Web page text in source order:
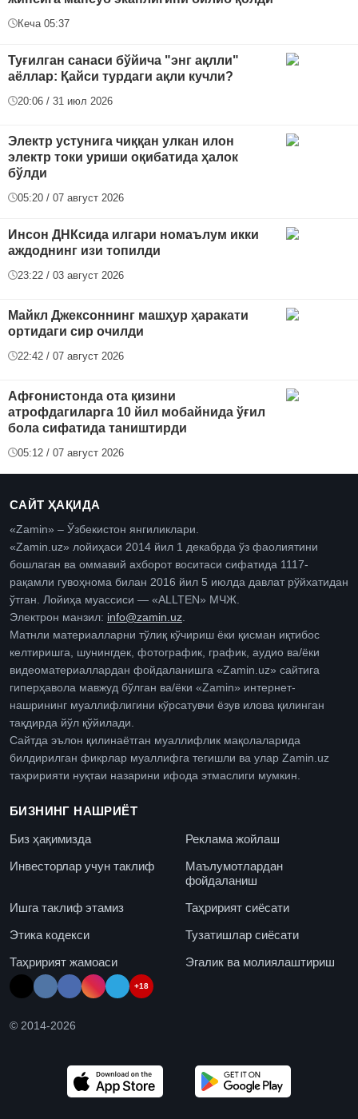
Кеча 05:37
Туғилган санаси бўйича "энг ақлли"
аёллар: Қайси турдаги ақли кучли?
20:06 / 31 июл 2026
Электр устунига чиққан улкан илон
электр токи уриши оқибатида ҳалок
бўлди
05:20 / 07 август 2026
Инсон ДНКсида илгари номаълум икки
аждоднинг изи топилди
23:22 / 03 август 2026
Майкл Джексоннинг машҳур ҳаракати
ортидаги сир очилди
22:42 / 07 август 2026
Афғонистонда ота қизини
атрофдагиларга 10 йил мобайнида ўғил
бола сифатида таништирди
05:12 / 07 август 2026
САЙТ ҲАҚИДА
«Zamin» – Ўзбекистон янгиликлари.
«Zamin.uz» лойиҳаси 2014 йил 1 декабрда ўз фаолиятини
бошлаган ва оммавий ахборот воситаси сифатида 1117-
рақамли гувоҳнома билан 2016 йил 5 июлда давлат рўйхатидан
ўтган. Лойиҳа муассиси — «ALLTEN» МЧЖ.
Электрон манзил: info@zamin.uz
Матнли материалларни тўлиқ кўчириш ёки қисман иқтибос
келтиришга, шунингдек, фотографик, график, аудио ва/ёки
видеоматериаллардан фойдаланишга «Zamin.uz» сайтига
гиперҳавола мавжуд бўлган ва/ёки «Zamin» интернет-
нашрининг муаллифлигини кўрсатувчи ёзув илова қилинган
тақдирда йўл қўйилади.
Сайтда эълон қилинаётган муаллифлик мақолаларида
билдирилган фикрлар муаллифга тегишли ва улар Zamin.uz
таҳририяти нуқтаи назарини ифода этмаслиги мумкин.
БИЗНИНГ НАШРИЁТ
Биз ҳақимизда
Реклама жойлаш
Инвесторлар учун таклиф
Маълумотлардан
фойдаланиш
Ишга таклиф этамиз
Таҳририят сиёсати
Этика кодекси
Тузатишлар сиёсати
Таҳририят жамоаси
Эгалик ва молиялаштириш
+18
© 2014-2026